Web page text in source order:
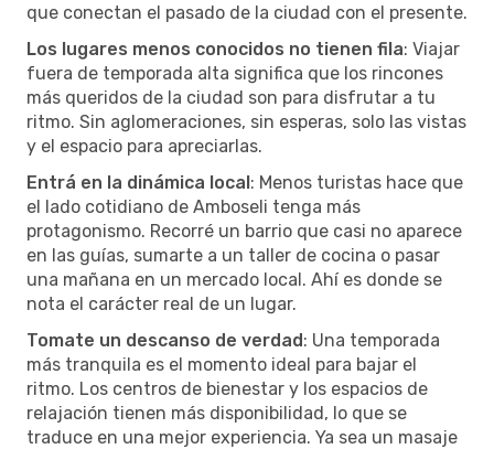
que conectan el pasado de la ciudad con el presente.
Los lugares menos conocidos no tienen fila: Viajar
fuera de temporada alta significa que los rincones
más queridos de la ciudad son para disfrutar a tu
ritmo. Sin aglomeraciones, sin esperas, solo las vistas
y el espacio para apreciarlas.
Entrá en la dinámica local: Menos turistas hace que
el lado cotidiano de Amboseli tenga más
protagonismo. Recorré un barrio que casi no aparece
en las guías, sumarte a un taller de cocina o pasar
una mañana en un mercado local. Ahí es donde se
nota el carácter real de un lugar.
Tomate un descanso de verdad: Una temporada
más tranquila es el momento ideal para bajar el
ritmo. Los centros de bienestar y los espacios de
relajación tienen más disponibilidad, lo que se
traduce en una mejor experiencia. Ya sea un masaje